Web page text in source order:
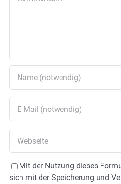
Mit der Nutzung dieses
sich mit der Speicherung und